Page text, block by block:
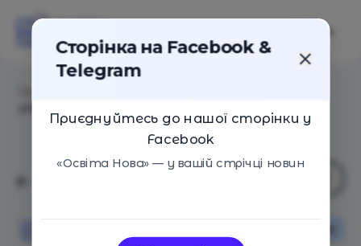
Сторінка на Facebook &
Telegram
Приєднуйтесь до нашої сторінки у
Facebook
«Освіта Нова» — у вашій стрічці новин